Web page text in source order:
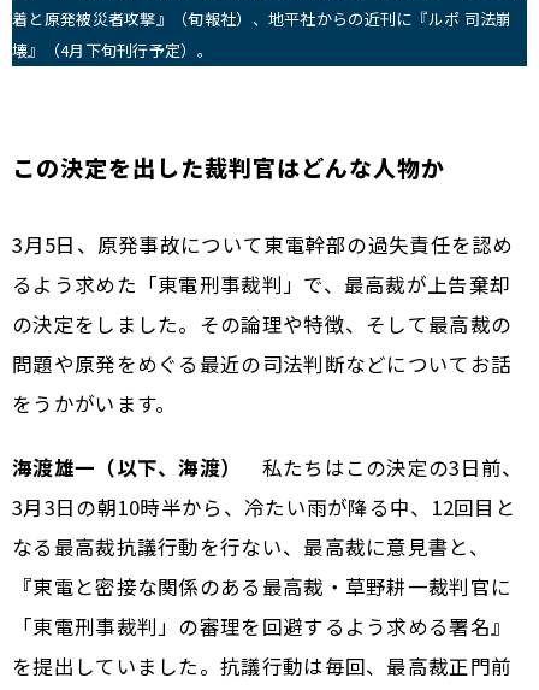
着と原発被災者攻撃』（旬報社）、地平社からの近刊に『ルポ 司法崩
壊』（4月下旬刊行予定）。
この決定を出した裁判官はどんな人物か
――3月5日、原発事故について東電幹部の過失責任を認め
るよう求めた「東電刑事裁判」で、最高裁が上告棄却
の決定をしました。その論理や特徴、そして最高裁の
問題や原発をめぐる最近の司法判断などについてお話
をうかがいます。
海渡雄一（以下、海渡）
私たちはこの決定の3日前、
3月3日の朝10時半から、冷たい雨が降る中、12回目と
なる最高裁抗議行動を行ない、最高裁に意見書と、
『東電と密接な関係のある最高裁・草野耕一裁判官に
「東電刑事裁判」の審理を回避するよう求める署名』
を提出していました。抗議行動は毎回、最高裁正門前